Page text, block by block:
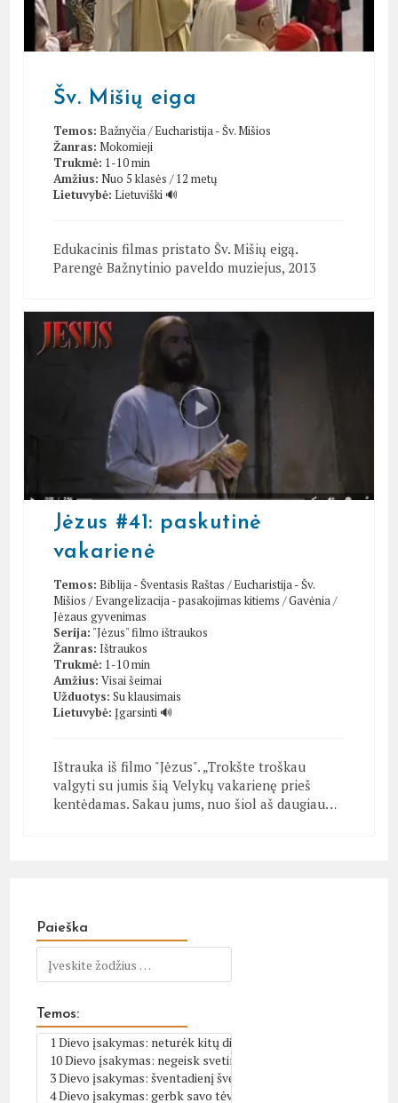
Šv. Mišių eiga
Temos: Bažnyčia /Eucharistija - Šv. Mišios
Žanras: Mokomieji
Trukmė: 1-10 min
Amžius: Nuo 5 klasės / 12 metų
Lietuvybė: Lietuviški 🔊
Edukacinis filmas pristato Šv. Mišių eigą.
Parengė Bažnytinio paveldo muziejus, 2013
Jėzus #41: paskutinė
vakarienė
Temos: Biblija - Šventasis Raštas /Eucharistija - Šv.
Mišios /Evangelizacija - pasakojimas kitiems /Gavėnia/
Jėzaus gyvenimas
Serija: "Jėzus" filmo ištraukos
Žanras: Ištraukos
Trukmė: 1-10 min
Amžius: Visai šeimai
Užduotys: Su klausimais
Lietuvybė: Įgarsinti 🔊
Ištrauka iš filmo "Jėzus". „Trokšte troškau
valgyti su jumis šią Velykų vakarienę prieš
kentėdamas. Sakau jums, nuo šiol aš daugiau…
Paieška
Temos: